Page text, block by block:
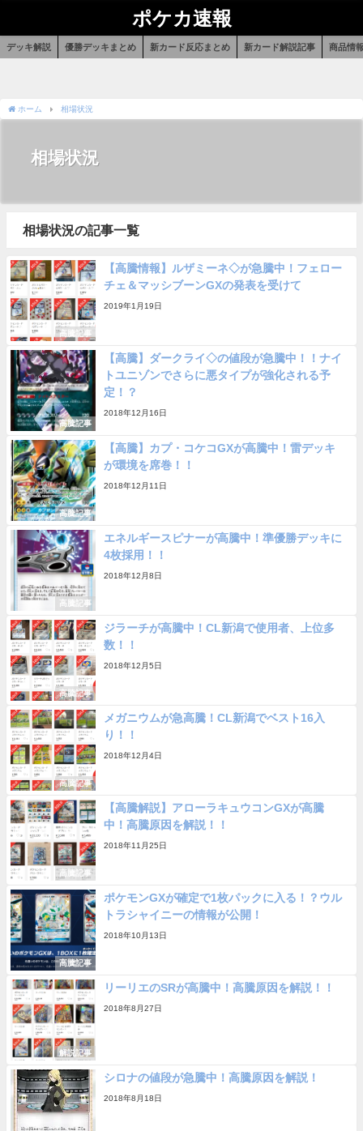
ポケカ速報
デッキ解説 優勝デッキまとめ 新カード反応まとめ 新カード解説記事 商品情
ホーム 相場状況
相場状況
相場状況の記事一覧
高騰記事
【高騰情報】ルザミーネ◇が急騰中！フェロー
チェ＆マッシブーンGXの発表を受けて
2019年1月19日
高騰記事
【高騰】ダークライ◇の値段が急騰中！！ナイ
トユニゾンでさらに悪タイプが強化される予
定！？
2018年12月16日
高騰記事
【高騰】カプ・コケコGXが高騰中！雷デッキ
が環境を席巻！！
2018年12月11日
高騰記事
エネルギースピナーが高騰中！準優勝デッキに
4枚採用！！
2018年12月8日
高騰記事
ジラーチが高騰中！CL新潟で使用者、上位多
数！！
2018年12月5日
高騰記事
メガニウムが急高騰！CL新潟でベスト16入
り！！
2018年12月4日
高騰記事
【高騰解説】アローラキュウコンGXが高騰
中！高騰原因を解説！！
2018年11月25日
高騰記事
ポケモンGXが確定で1枚パックに入る！？ウル
トラシャイニーの情報が公開！
2018年10月13日
解説記事
リーリエのSRが高騰中！高騰原因を解説！！
2018年8月27日
シロナの値段が急騰中！高騰原因を解説！
2018年8月18日